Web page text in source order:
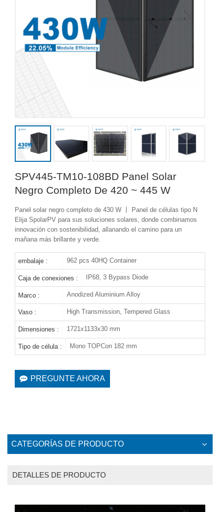
SPV445-TM10-108BD Panel Solar
Negro Completo De 420 ~ 445 W
Panel solar negro completo de 430 W 丨 Panel de células tipo N
Elija SpolarPV para sus soluciones solares, donde combinamos
innovación con sostenibilidad, allanando el camino para un
mañana más brillante y verde.
embalaje : 962 pcs 40HQ Container
Caja de conexiones : IP68, 3 Bypass Diode
Marco : Anodized Aluminium Alloy
Vaso : High Transmission, Tempered Glass
Dimensiones : 1721x1133x30 mm
Tipo de célula : Mono TOPCon 182 mm
PREGUNTE AHORA
CATEGORÍAS DE PRODUCTO
DETALLES DE PRODUCTO